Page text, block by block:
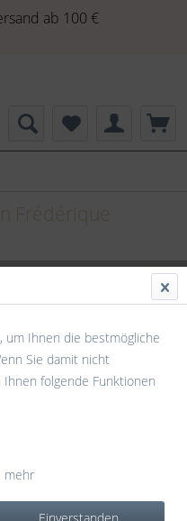
ab 100 €
nicht zur Verfügung!
um Ihnen die bestmögliche
Sie damit nicht
folgende Funktionen
mehr